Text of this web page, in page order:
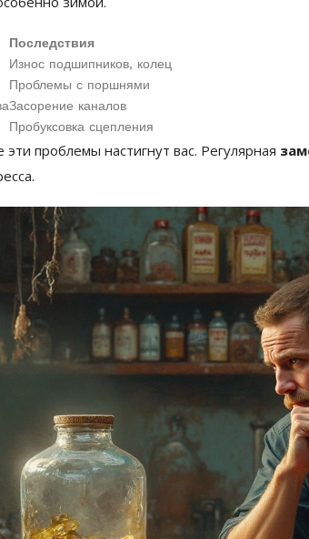
Последствия
Износ подшипников, колец
Проблемы с поршнями
Засорение каналов
Пробуксовка сцепления
проблемы настигнут вас. Регулярная